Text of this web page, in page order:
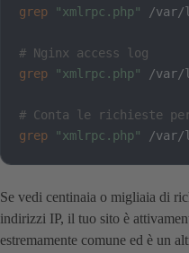
grep
"xmlrpc.php" /var/
# Nginx access log
grep
"xmlrpc.php" /var/
# Conta le richieste
grep
"xmlrpc.php" /var/
Se vedi centinaia o migliaia di
indirizzi IP, il tuo sito è
estremamente comune ed è un